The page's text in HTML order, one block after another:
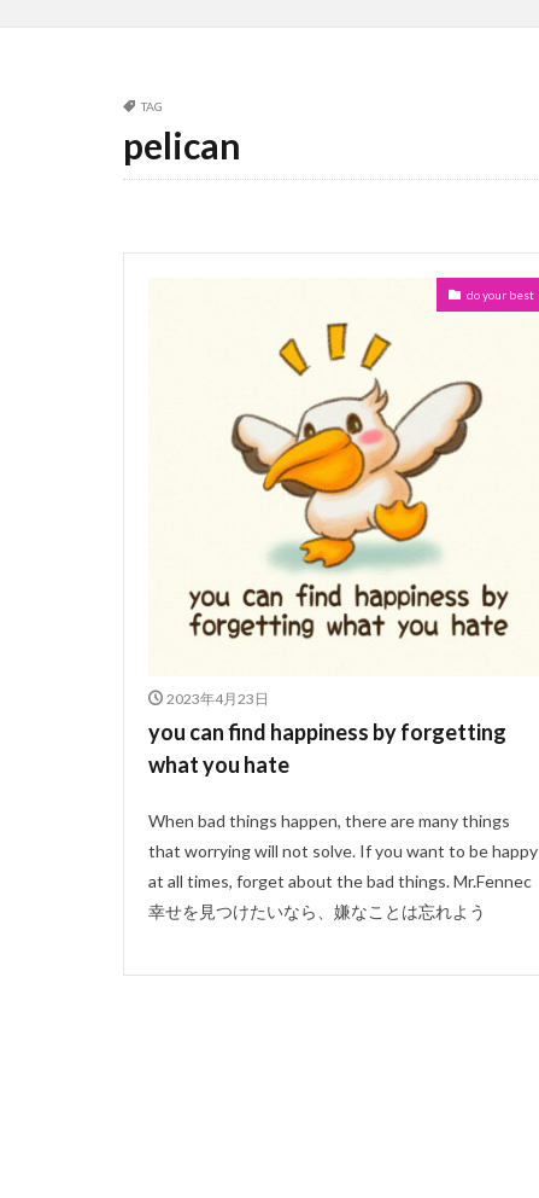
TAG
pelican
do your best
2023年4月23日
you can find happiness by forgetting
what you hate
When bad things happen, there are many things
that worrying will not solve. If you want to be happy
at all times, forget about the bad things. Mr.Fennec
幸せを見つけたいなら、嫌なことは忘れよう